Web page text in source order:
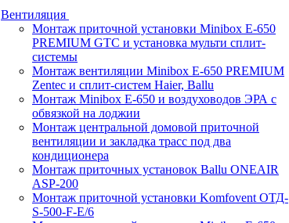
Вентиляция
Монтаж приточной установки Minibox E-650
PREMIUM GTC и установка мульти сплит-
системы
Монтаж вентиляции Minibox E-650 PREMIUM
Zentec и сплит-систем Haier, Ballu
Монтаж Minibox E-650 и воздуховодов ЭРА с
обвязкой на лоджии
Монтаж центральной домовой приточной
вентиляции и закладка трасс под два
кондиционера
Монтаж приточных установок Ballu ONEAIR
ASP-200
Монтаж приточной установки Komfovent ОТД-
S-500-F-E/6